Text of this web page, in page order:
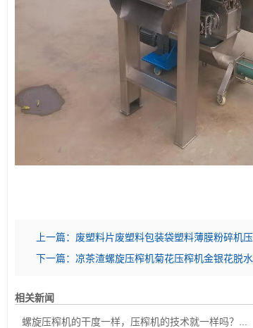
上一篇： 废塑料片废塑料包装袋塑料薄膜粉碎机
下一篇： 凉茶渣螺旋压榨机菊花压榨机金银花脱
相关新闻
螺旋压榨机的干度一样，压榨机的技术就一样吗？...